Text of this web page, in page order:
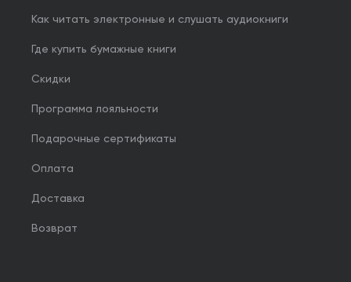
Как читать электронные и слушать аудиокниги
Где купить бумажные книги
Скидки
Программа лояльности
Подарочные сертификаты
Оплата
Доставка
Возврат